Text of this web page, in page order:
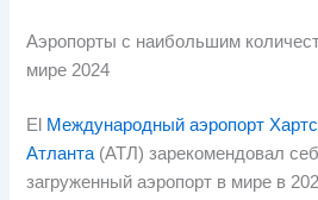
Аэропорты с наибольшим
мире 2024
El Международный аэропорт
Атланта(АТЛ) зарекомендовал
загруженный аэропорт в мире в